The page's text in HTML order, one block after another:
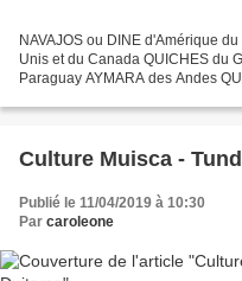
NAVAJOS ou DINE d'Amérique
Unis et du Canada QUICHES du
Paraguay AYMARA des Andes
Nouvelle-Guinée...
Culture Muisca -
Publié le 11/04/2019 à 10:30
Par caroleone